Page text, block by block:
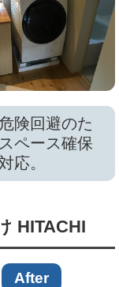
険回避のた
ペース確保
応。
HITACHI
After